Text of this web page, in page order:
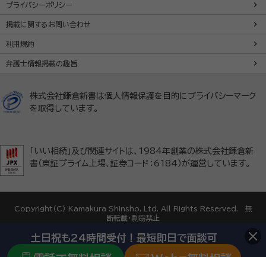
プライバシーポリシー
掲載に関するお問い合わせ
利用規約
弁護士情報掲載の趣旨
株式会社鎌倉新書は個人情報保護を目的にプライバシーマーク
を取得しています。
「いい相続」及び関連サイトは、1984年創業の株式会社鎌倉新
書（東証プライム上場、証券コード：6184）が運営しています。
Copyright(C) Kamakura Shinsho, Ltd. All Rights Reserved. 無
断転載・剽窃禁止
土日祝も24時間受付！最短即日で面談可